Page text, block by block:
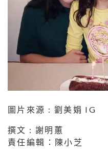
圖片來源 : 劉美娟 IG
撰文 : 謝明蕙
責任編輯：陳小芝